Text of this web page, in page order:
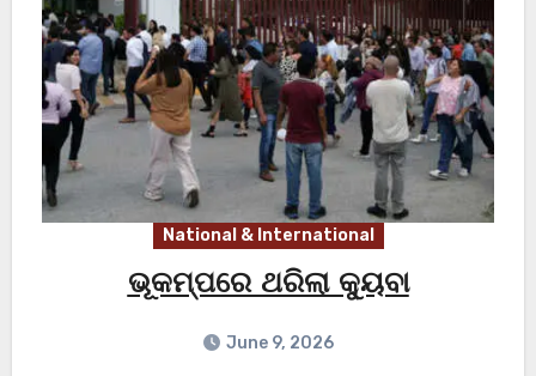
National & International
ଭୂକମ୍ପରେ ଥରିଲା କ୍ୟୁବା
June 9, 2026